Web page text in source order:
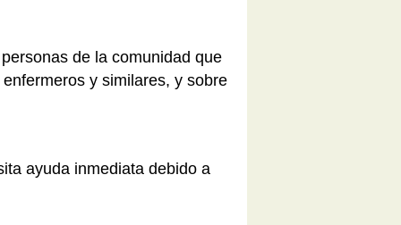
de la comunidad que
y similares, y sobre
ayuda inmediata debido a